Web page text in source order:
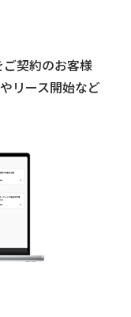
ご契約のお客様
リース開始など